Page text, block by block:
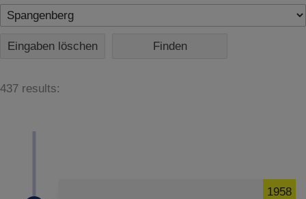
Eingaben löschen
437 results:
1958